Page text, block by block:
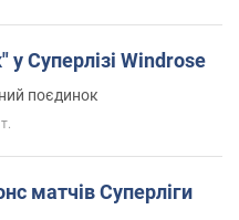
у Суперлізі Windrose
поєдинок
матчів Суперліги